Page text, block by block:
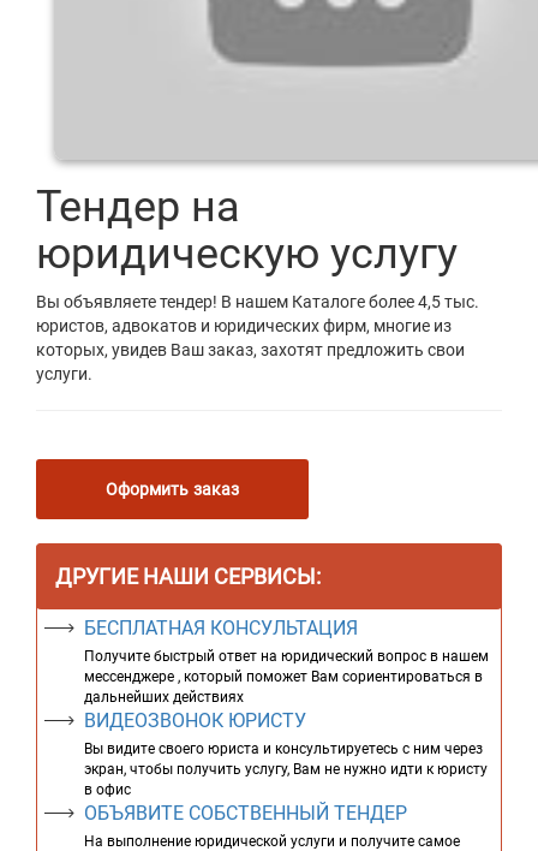
Тендер на
юридическую услугу
Вы объявляете тендер! В нашем Каталоге более 4,5 тыс.
юристов, адвокатов и юридических фирм, многие из
которых, увидев Ваш заказ, захотят предложить свои
услуги.
Оформить заказ
ДРУГИЕ НАШИ СЕРВИСЫ:
БЕСПЛАТНАЯ КОНСУЛЬТАЦИЯ
Получите быстрый ответ на юридический вопрос в нашем
мессенджере , который поможет Вам сориентироваться в
дальнейших действиях
ВИДЕОЗВОНОК ЮРИСТУ
Вы видите своего юриста и консультируетесь с ним через
экран, чтобы получить услугу, Вам не нужно идти к юристу
в офис
ОБЪЯВИТЕ СОБСТВЕННЫЙ ТЕНДЕР
На выполнение юридической услуги и получите самое